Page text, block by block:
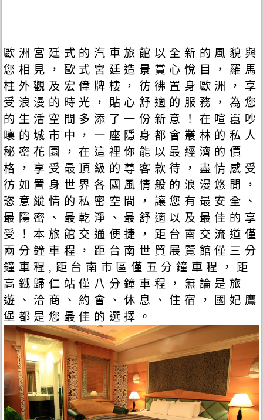
歐洲宮廷式的汽車旅館以全新的風貌與
您相見，歐式宮廷造景賞心悅目，羅馬
柱外觀及宏偉牌樓，彷彿置身歐洲，享
受浪漫的時光，貼心舒適的服務，為您
的生活空間多添了一份新意！在喧囂吵
嚷的城市中，一座隱身都會叢林的私人
秘密花園，在這裡你能以最經濟的價
格，享受最頂級的尊客款待，盡情感受
彷如置身世界各國風情般的浪漫悠閒，
恣意縱情的私密空間，讓您有最安全、
最隱密、最乾淨、最舒適以及最佳的享
受！本旅館交通便捷，距台南交流道僅
兩分鐘車程，距台南世貿展覽館僅三分
鐘車程,距台南市區僅五分鐘車程，距
高鐵歸仁站僅八分鐘車程，無論是旅
遊、洽商、約會、休息、住宿，國妃鷹
堡都是您最佳的選擇。